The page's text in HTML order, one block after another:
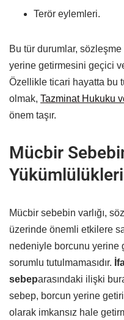
Terör eylemleri.
Bu tür durumlar,
yerine getirmesini geçici
Özellikle ticari hayatta bu
olmak, Tazminat Hukuku
önem taşır.
Mücbir
Mücbir sebebin varlığı,
üzerinde önemli etkilere
nedeniyle borcunu yerine
sorumlu tutulmamasıdır.
sebeparasındaki ilişki
sebep, borcun yerine
olarak imkansız hale